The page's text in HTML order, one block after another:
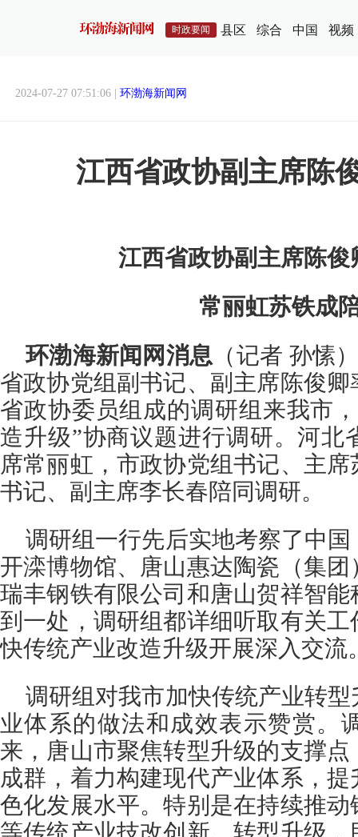
时政要闻 县区 综合 中国 视频
2024-07-27 07:51:06 | 环渤海新闻网
江西省政协副主席陈
江西省政协副主席陈俊
常丽虹苏铁成
环渤海新闻网消息 （记者 孙愫
省政协党组副书记、副主席陈俊
省政协委员组成的调研组来我市
造升级”协商议题进行调研。河北
席常丽虹，市政协党组书记、主
书记、副主席李长春陪同调研。
调研组一行先后实地考察了中
开滦博物馆、唐山惠达陶瓷（集
瑞丰钢铁有限公司和唐山贺祥智
到一处，调研组都详细听取有关
快传统产业改造升级开展深入交流
调研组对我市加快传统产业转
业体系的做法和成效表示赞赏。
来，唐山市聚焦转型升级的支撑
成群，着力构建现代产业体系，
色化发展水平。特别是在持续推